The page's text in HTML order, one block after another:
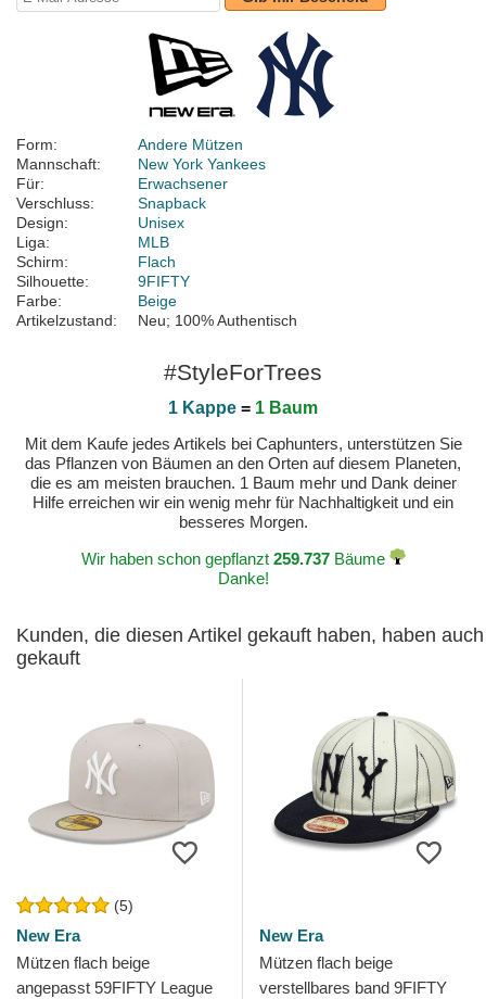
Form:
Andere Mützen
Mannschaft:
New York Yankees
Für:
Erwachsener
Verschluss:
Snapback
Design:
Unisex
Liga:
MLB
Schirm:
Flach
Silhouette:
9FIFTY
Farbe:
Beige
Artikelzustand:
Neu; 100% Authentisch
#StyleForTrees
1 Kappe = 1 Baum
Mit dem Kaufe jedes Artikels bei Caphunters, unterstützen Sie
das Pflanzen von Bäumen an den Orten auf diesem Planeten,
die es am meisten brauchen. 1 Baum mehr und Dank deiner
Hilfe erreichen wir ein wenig mehr für Nachhaltigkeit und ein
besseres Morgen.
Wir haben schon gepflanzt 259.737Bäume
Danke!
Kunden, die diesen Artikel gekauft haben, haben auch
gekauft
(5)
New Era
Mützen flach beige
angepasst 59FIFTY League
New Era
Mützen flach beige
verstellbares band 9FIFTY